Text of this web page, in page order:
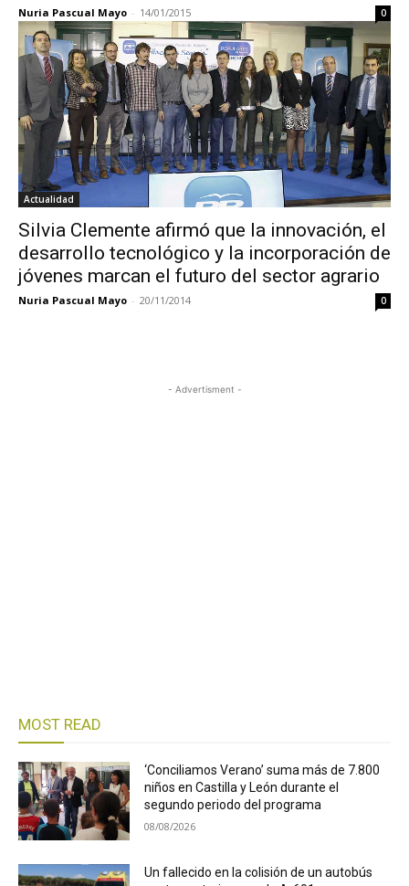
Nuria Pascual Mayo - 14/01/2015 0
Actualidad
Silvia Clemente afirmó que la innovación, el
desarrollo tecnológico y la incorporación de
jóvenes marcan el futuro del sector agrario
Nuria Pascual Mayo - 20/11/2014 0
- Advertisment -
MOST READ
‘Conciliamos Verano’ suma más de 7.800
niños en Castilla y León durante el
segundo periodo del programa
08/08/2026
Un fallecido en la colisión de un autobús